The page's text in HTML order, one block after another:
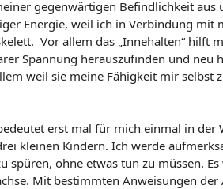
gegenwärtigen Befindlichkeit
Energie, weil ich in Verbindung mit
Vor allem das „Innehalten“ hilft
Spannung herauszufinden und neu
weil sie meine Fähigkeit mir selbst
erst mal für mich einmal in der
kleinen Kindern. Ich werde
spüren, ohne etwas tun zu müssen.
Mit bestimmten Anweisungen